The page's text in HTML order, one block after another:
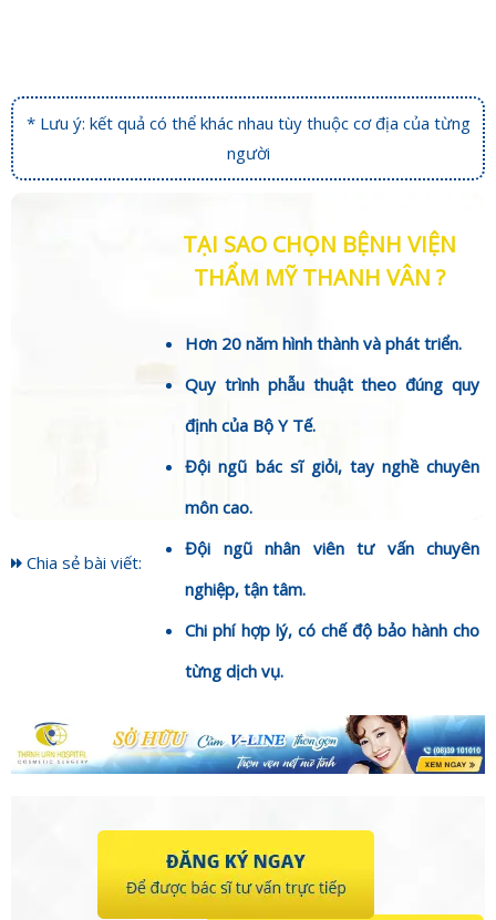
* Lưu ý: kết quả có thể khác nhau tùy thuộc cơ địa của từng
người
TẠI SAO CHỌN BỆNH VIỆN
THẨM MỸ THANH VÂN ?
Hơn 20 năm hình thành và phát triển.
Quy trình phẫu thuật theo đúng quy
định của Bộ Y Tế.
Đội ngũ bác sĩ giỏi, tay nghề chuyên
môn cao.
Đội ngũ nhân viên tư vấn chuyên
nghiệp, tận tâm.
Chi phí hợp lý, có chế độ bảo hành cho
từng dịch vụ.
Chia sẻ bài viết:
Hoặc